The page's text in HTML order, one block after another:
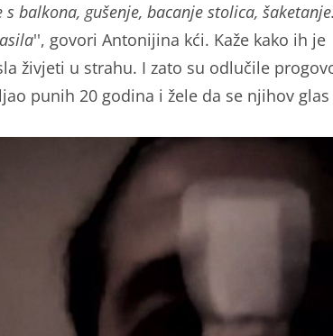
balkona, gušenje, bacanje stolica, šaketanje.
'', govori Antonijina kći. Kaže kako ih je
živjeti u strahu. I zato su odlučile
punih 20 godina i žele da se njihov glas